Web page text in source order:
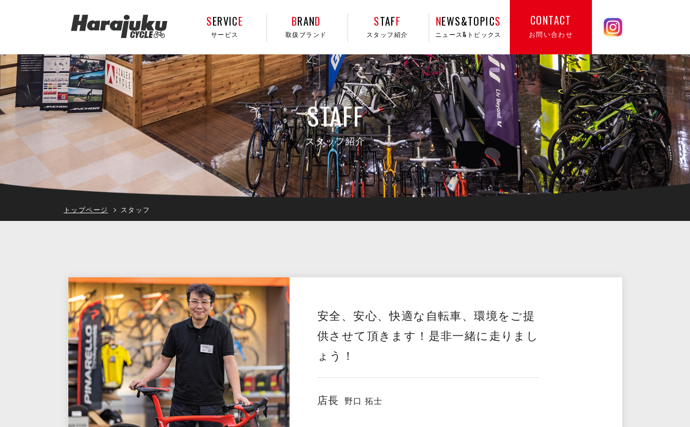
SERVICE
サービス
BRAND
取扱ブランド
STAFF
スタッフ紹介
NEWS&TOPICS
ニュース&トピックス
CONTACT
お問い合わせ
STAFF
スタッフ紹介
トップページ スタッフ
安全、安心、快適な自転車、環境をご提
供させて頂きます！是非一緒に走りまし
ょう！
店長 野口 拓士